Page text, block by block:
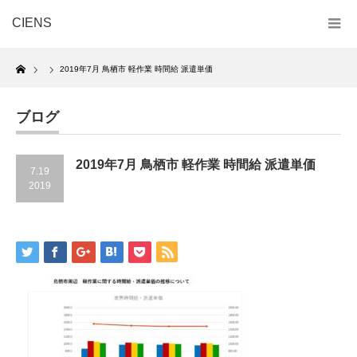
CIENS
Home
2019年7月 鳥栖市 軽作業 時間給 派遣単価
ブログ
7.19
2019
2019年7月 鳥栖市 軽作業 時間給 派遣単価